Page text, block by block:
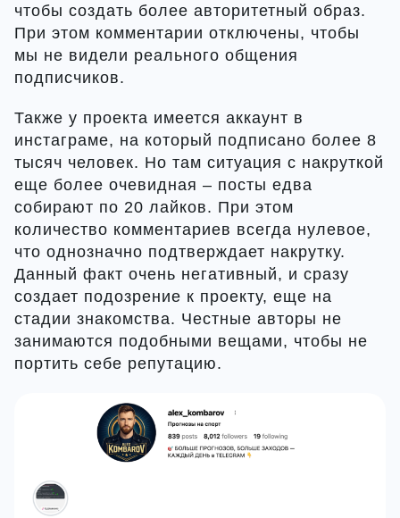
чтобы создать более авторитетный образ.
При этом комментарии отключены, чтобы
мы не видели реального общения
подписчиков.
Также у проекта имеется аккаунт в
инстаграме, на который подписано более 8
тысяч человек. Но там ситуация с накруткой
еще более очевидная – посты едва
собирают по 20 лайков. При этом
количество комментариев всегда нулевое,
что однозначно подтверждает накрутку.
Данный факт очень негативный, и сразу
создает подозрение к проекту, еще на
стадии знакомства. Честные авторы не
занимаются подобными вещами, чтобы не
портить себе репутацию.